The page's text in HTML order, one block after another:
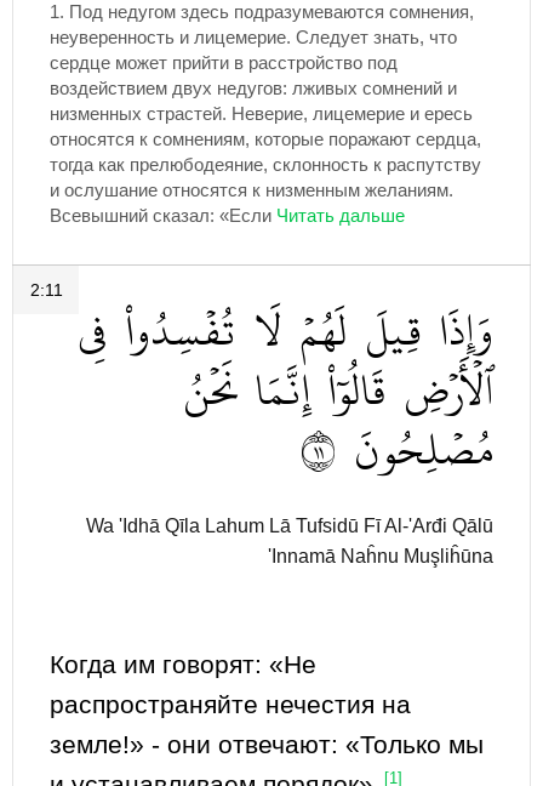
1. Под недугом здесь подразумеваются сомнения,
неуверенность и лицемерие. Следует знать, что
сердце может прийти в расстройство под
воздействием двух недугов: лживых сомнений и
низменных страстей. Неверие, лицемерие и ересь
относятся к сомнениям, которые поражают сердца,
тогда как прелюбодеяние, склонность к распутству
и ослушание относятся к низменным желаниям.
Всевышний сказал: «Если
2:11 وَإِذَا قِيلَ لَهُمۡ لَا تُفۡسِدُواْ فِي
ٱلۡأَرۡضِ قَالُوٓاْ إِنَّمَا نَحۡنُ
مُصۡلِحُونَ ١١
Wa 'Idhā Qīla Lahum Lā Tufsidū Fī Al-'Arđi Qālū
'Innamā Naĥnu Muşliĥūna
Когда им говорят: «Не
распространяйте нечестия на
земле!» - они отвечают: «Только мы
[1]